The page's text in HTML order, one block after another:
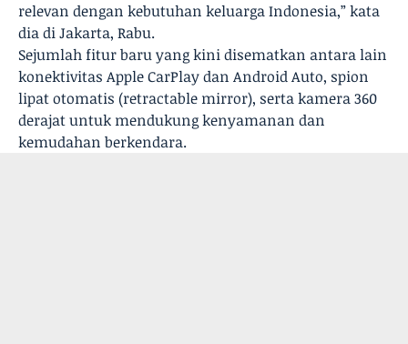
relevan dengan kebutuhan keluarga Indonesia,” kata
dia di Jakarta, Rabu.
Sejumlah fitur baru yang kini disematkan antara lain
konektivitas Apple CarPlay dan Android Auto, spion
lipat otomatis (retractable mirror), serta kamera 360
derajat untuk mendukung kenyamanan dan
kemudahan berkendara.